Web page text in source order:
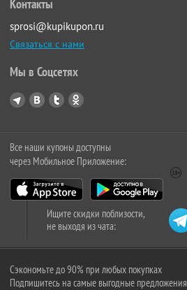
Контакты
sprosi@kupikupon.ru
Связаться с нами
Мы в Соцсетях
Все наши купоны доступны
через Мобильное Приложение:
Ищите скидки поблизости,
не выходя из чата:
Сэкономьте до 90% при любых покупках
Подпишитесь на самые выгодные предложения